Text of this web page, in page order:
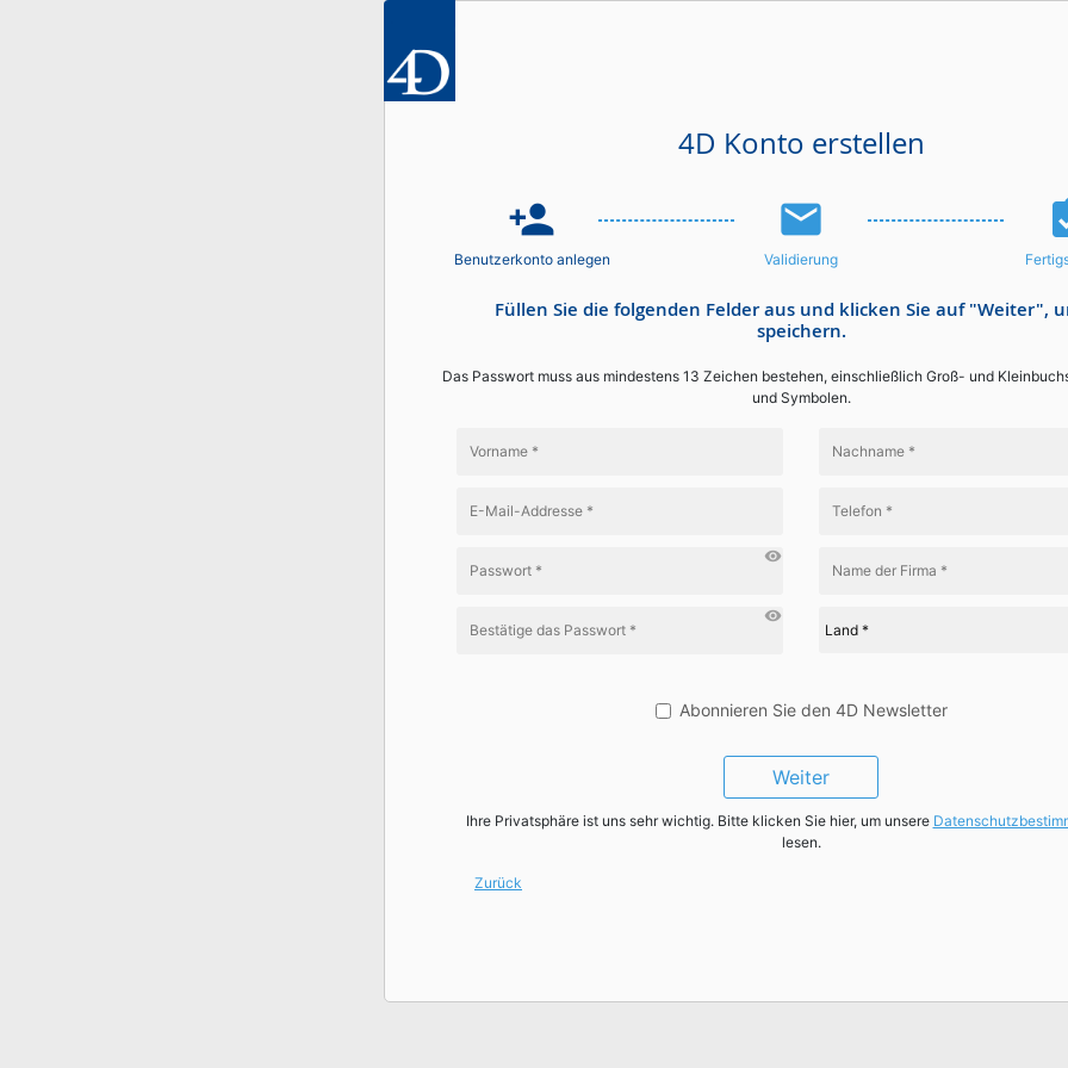
4D Konto erstellen
person_add email
Benutzerkonto anlegen Validierung
Füllen Sie die folgenden Felder aus und klicken Sie auf "Weiter",
speichern.
Das Passwort muss aus mindestens 13 Zeichen bestehen, einschließlich Groß- und
und Symbolen.
visibility
visibility
Abonnieren Sie den 4D Newsletter
Weiter
Ihre Privatsphäre ist uns sehr wichtig. Bitte klicken Sie hier, um unsere
lesen.
Zurück